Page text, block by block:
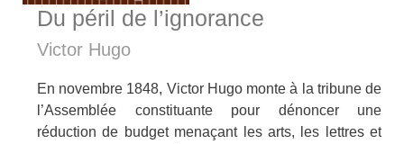
Du péril de l’ignorance
Victor Hugo
En novembre 1848, Victor Hugo monte à la tribune de
l’Assemblée constituante pour dénoncer une
réduction de budget menaçant les arts, les lettres et